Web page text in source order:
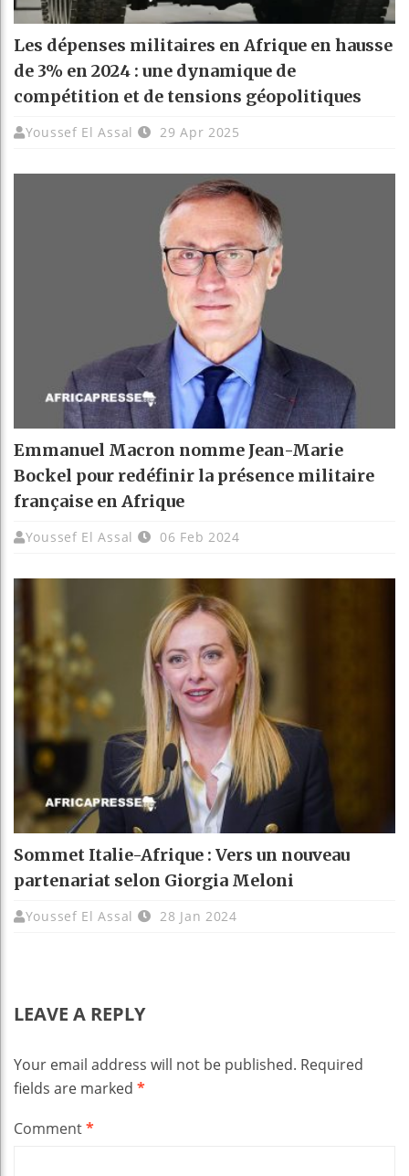
Les dépenses militaires en Afrique en hausse
de 3% en 2024 : une dynamique de
compétition et de tensions géopolitiques
Youssef El Assal 29 Apr 2025
Emmanuel Macron nomme Jean-Marie
Bockel pour redéfinir la présence militaire
française en Afrique
Youssef El Assal 06 Feb 2024
Sommet Italie-Afrique : Vers un nouveau
partenariat selon Giorgia Meloni
Youssef El Assal 28 Jan 2024
LEAVE A REPLY
Your email address will not be published. Required
fields are marked *
Comment*